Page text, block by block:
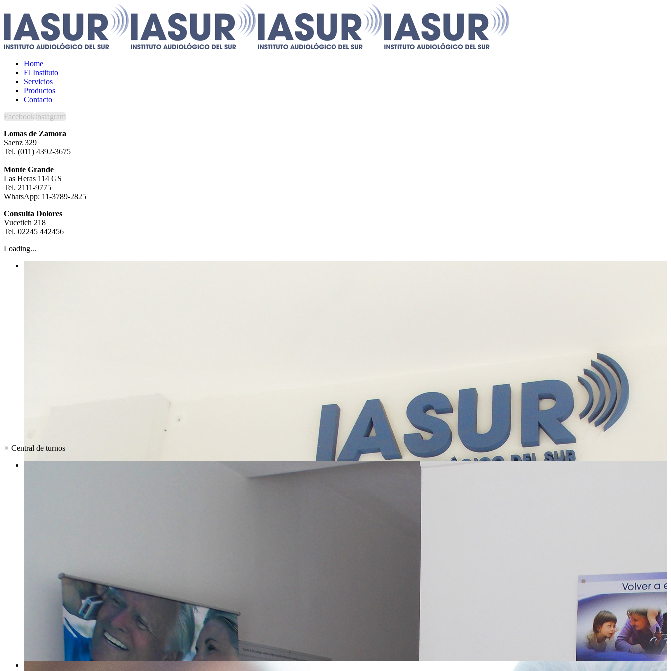
Home
El Instituto
Servicios
Productos
Contacto
FacebookInstagram
Lomas de Zamora
Saenz 329
Tel. (011) 4392-3675
Monte Grande
Las Heras 114 GS
Tel. 2111-9775
WhatsApp: 11-3789-2825
Consulta Dolores
Vucetich 218
Tel. 02245 442456
Loading...
× Central de turnos